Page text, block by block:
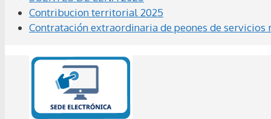
Contribucion territorial 2025
Contratación extraordinaria de peones de